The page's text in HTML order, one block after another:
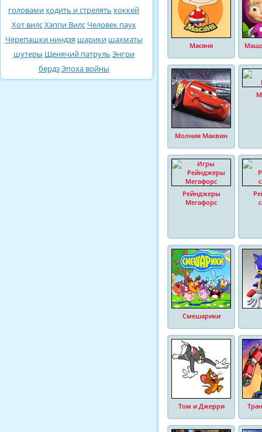
головамиходить и стрелять хоккей
Хот вилсХэппи Вилс Человек паук
Черепашки ниндзя шарики шахматы
шутеры Щенячий патруль Энгри
бердзЭпоха войны
Масяня
Молния Маквин
Рейнджеры
Мегафорс
Смешарики
Том и Джерри